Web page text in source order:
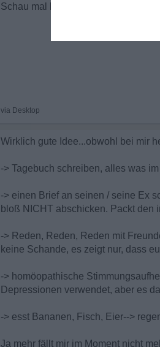
Wirklich gute Idee...obwohl bei mir
-> Tagebuch schreiben, alles was
-> einen Brief an seinen / seine Ex
bloß NICHT abschicken. Packt den
-> Reden, Reden, Reden mit
keine Schande, es zeigt nur, dass
-> homöopathische
Depressionen verwendet, aber es
-> esst Bananen, Fisch, Eier-->
Ja mehr fällt mir im Moment nicht